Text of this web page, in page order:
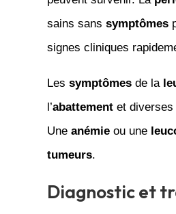
sains sans symptômes
signes cliniques
Les symptômesde la
l’abattementet diverses
Une anémieou une
tumeurs.
Diagnostic et